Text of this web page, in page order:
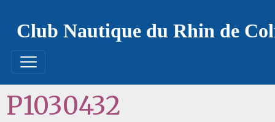
Club Nautique du Rhin de
P1030432